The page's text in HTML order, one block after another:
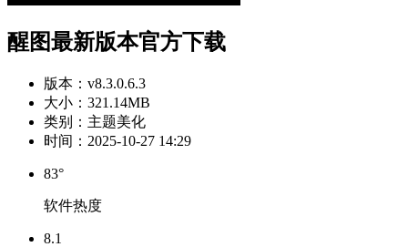
醒图最新版本官方下载
版本： v8.3.0.6.3
大小： 321.14MB
类别： 主题美化
时间： 2025-10-27 14:29
83°
软件热度
8.1